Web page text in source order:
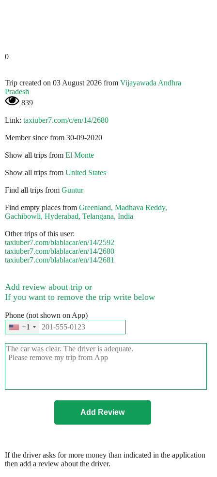
0
Trip created on 03 August 2026 from Vijayawada Andhra
Pradesh
839
Link: taxiuber7.com/c/en/14/2680
Member since from 30-09-2020
Show all trips from El Monte
Show all trips from United States
Find all trips from Guntur
Find empty places from Greenland, Madhava Reddy,
Gachibowli, Hyderabad, Telangana, India
Other trips of this user:
taxiuber7.com/blablacar/en/14/2592
taxiuber7.com/blablacar/en/14/2680
taxiuber7.com/blablacar/en/14/2681
Add review about trip or
If you want to remove the trip write below
Phone (not shown on App)
+1
If the driver asks for more money than indicated in the application
then add a review about the driver.